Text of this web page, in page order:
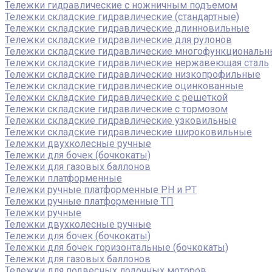
Тележки гидравлические с ножничным подъемом
Тележки складские гидравлические (стандартные)
Тележки складские гидравлические длинновильные
Тележки складские гидравлические для рулонов
Тележки складские гидравлические
Тележки складские гидравлические нержавеющая сталь
Тележки складские гидравлические низкопрофильные
Тележки складские гидравлические оцинкованные
Тележки складские гидравлические с решеткой
Тележки складские гидравлические с тормозом
Тележки складские гидравлические узковильные
Тележки складские гидравлические широковильные
Тележки двухколесные ручные
Тележки для бочек (бочкокаты)
Тележки для газовых баллонов
Тележки платформенные
Тележки ручные платформенные PH и PT
Тележки ручные платформенные ТП
Тележки ручные
Тележки двухколесные ручные
Тележки для бочек (бочкокаты)
Тележки для бочек горизонтальные (бочкокаты)
Тележки для газовых баллонов